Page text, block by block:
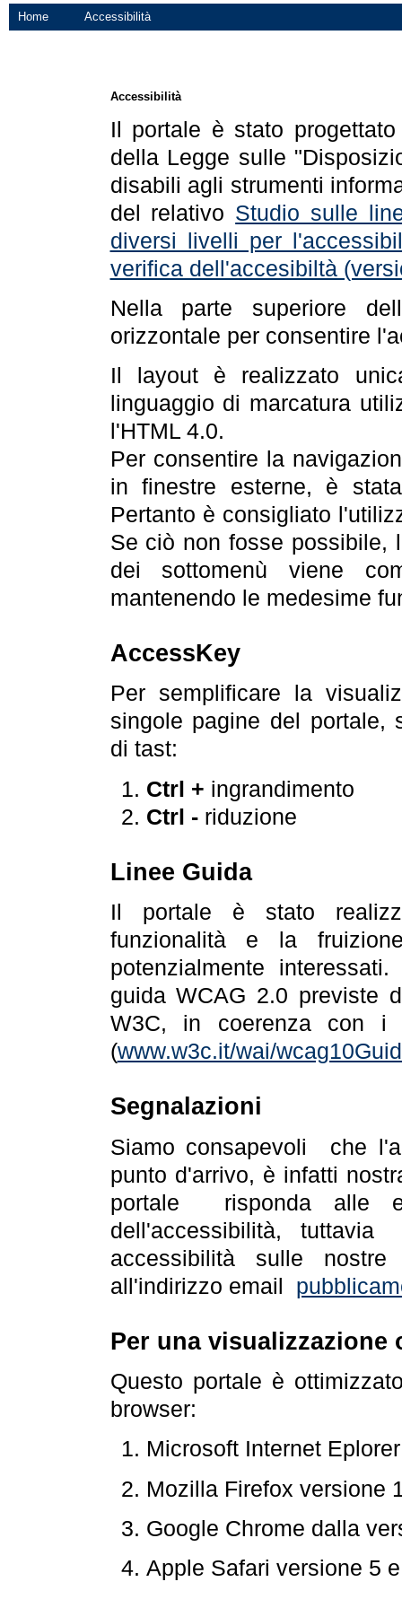
Home Accessibilità
Accessibilità
Il portale è stato
della Legge sulle
disabili agli strumenti
del relativo Studio sulle
diversi livelli per
verifica dell'accesibiltà
Nella parte superiore
orizzontale per consentire
Il layout è realizzato
linguaggio di marcatura
l'HTML 4.0.
Per consentire la
in finestre esterne, è
Pertanto è consigliato
Se ciò non fosse possibile,
dei sottomenù viene
mantenendo le medesime
AccessKey
Per semplificare la
singole pagine del portale,
di tast:
Ctrl + ingrandimento
Ctrl -riduzione
Linee Guida
Il portale è stato
funzionalità e la
potenzialmente
guida WCAG 2.0 previste
W3C, in coerenza con i
(www.w3c.it/wai/
Segnalazioni
Siamo consapevoli che
punto d'arrivo, è infatti
portale risponda alle
dell'accessibilità,
accessibilità sulle
all'indirizzo email
Per una visualizzazione
Questo portale è
browser:
Microsoft Internet
Mozilla Firefox versione
Google Chrome dalla
Apple Safari versione 5